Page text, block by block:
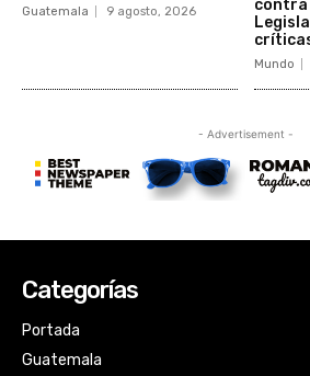
Categorías
Portada
Guatemala